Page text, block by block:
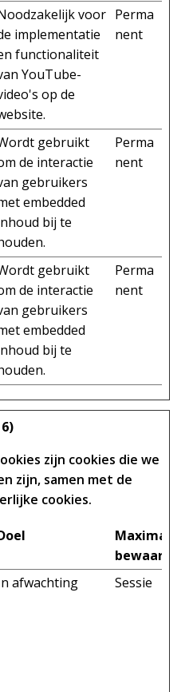
voor
implementatie
functionaliteit
YouTube-
op de
Perma
nent
gebruikt
de interactie
gebruikers
embedded
bij te
Perma
nent
gebruikt
de interactie
gebruikers
embedded
bij te
Perma
nent
zijn cookies die we
zijn, samen met de
cookies.
Maximale
afwachting Sessie